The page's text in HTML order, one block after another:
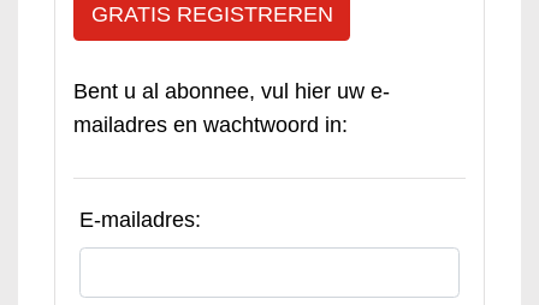
GRATIS REGISTREREN
Bent u al abonnee, vul hier uw e-
mailadres en wachtwoord in:
E-mailadres: